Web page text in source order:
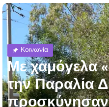
Κοινωνία
Με χαμόγελα
την Παραλία
προσκύνησαν